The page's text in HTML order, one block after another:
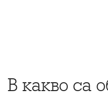
В какво са